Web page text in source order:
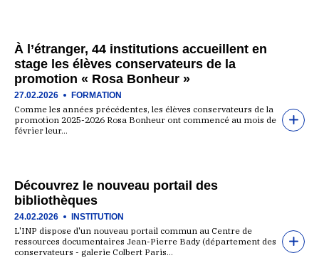
À l’étranger, 44 institutions accueillent en
stage les élèves conservateurs de la
promotion « Rosa Bonheur »
27.02.2026 FORMATION
Comme les années précédentes, les élèves conservateurs de la
promotion 2025-2026 Rosa Bonheur ont commencé au mois de
février leur…
Découvrez le nouveau portail des
bibliothèques
24.02.2026 INSTITUTION
L'INP dispose d'un nouveau portail commun au Centre de
ressources documentaires Jean-Pierre Bady (département des
conservateurs - galerie Colbert Paris…